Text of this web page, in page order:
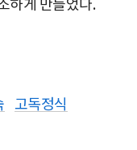
하게 만들었다.
고독정식